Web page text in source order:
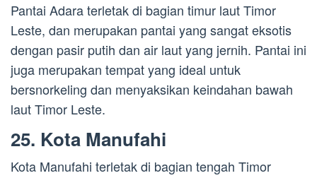
Pantai Adara terletak di bagian timur laut Timor
Leste, dan merupakan pantai yang sangat eksotis
dengan pasir putih dan air laut yang jernih. Pantai ini
juga merupakan tempat yang ideal untuk
bersnorkeling dan menyaksikan keindahan bawah
laut Timor Leste.
25. Kota Manufahi
Kota Manufahi terletak di bagian tengah Timor